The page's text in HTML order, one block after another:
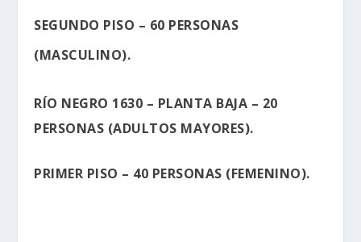
SEGUNDO PISO – 60 PERSONAS
(MASCULINO).
RÍO NEGRO 1630 – PLANTA BAJA – 20
PERSONAS (ADULTOS MAYORES).
PRIMER PISO – 40 PERSONAS (FEMENINO).